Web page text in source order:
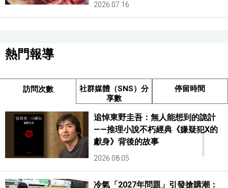
2026.07.16
熱門報導
訪問次數
社群媒體（SNS）分
享數
停留時間
1
追悼東野圭吾：無人能想到的詭計
——推理小說不朽經典《嫌疑犯X的
獻身》背後的故事
2026.08.05
冷氣「2027年問題」引發搶購潮：